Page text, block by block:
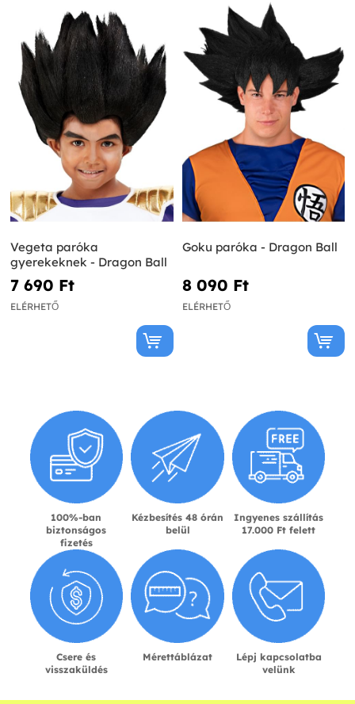
Vegeta paróka
gyerekeknek - Dragon Ball
7 690 Ft‎
ELÉRHETŐ
Goku paróka - Dragon Ball
8 090 Ft‎
ELÉRHETŐ
100%-ban
biztonságos
fizetés
Kézbesítés 48 órán
belül
Ingyenes szállítás
17.000 Ft felett
Csere és
visszaküldés
Mérettáblázat
Lépj kapcsolatba
velünk